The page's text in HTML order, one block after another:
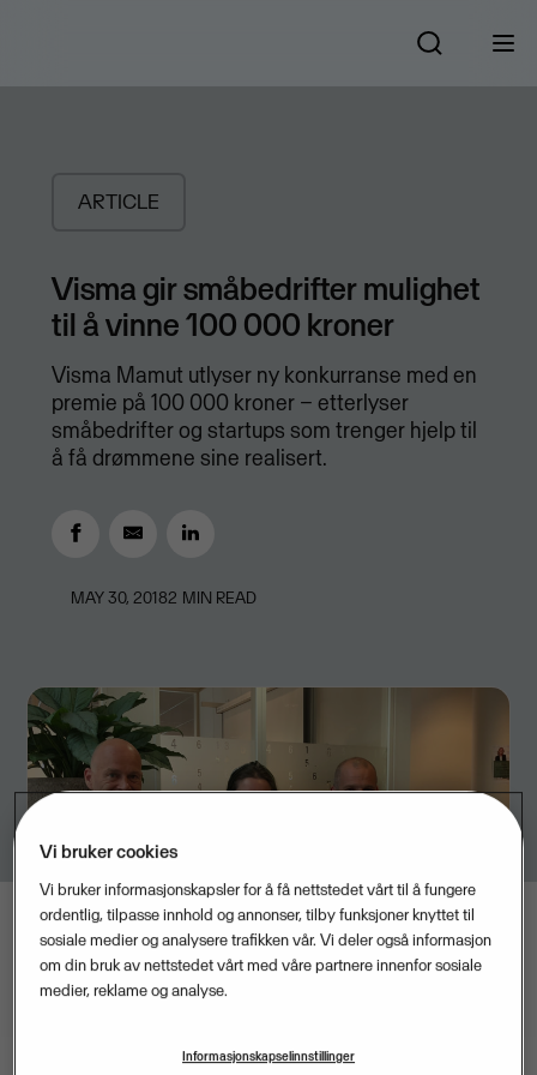
ARTICLE
Visma gir småbedrifter mulighet
til å vinne 100 000 kroner
Visma Mamut utlyser ny konkurranse med en
premie på 100 000 kroner – etterlyser
småbedrifter og startups som trenger hjelp til
å få drømmene sine realisert.
MAY 30, 20182 MIN READ
Vi bruker cookies
Vi bruker informasjonskapsler for å få nettstedet vårt til å fungere
ordentlig, tilpasse innhold og annonser, tilby funksjoner knyttet til
sosiale medier og analysere trafikken vår. Vi deler også informasjon
om din bruk av nettstedet vårt med våre partnere innenfor sosiale
medier, reklame og analyse.
Informasjonskapselinnstillinger